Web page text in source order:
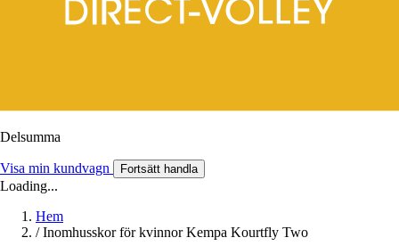
Delsumma
Visa min kundvagn Fortsätt handla
Loading...
Hem
/ Inomhusskor för kvinnor Kempa Kourtfly Two